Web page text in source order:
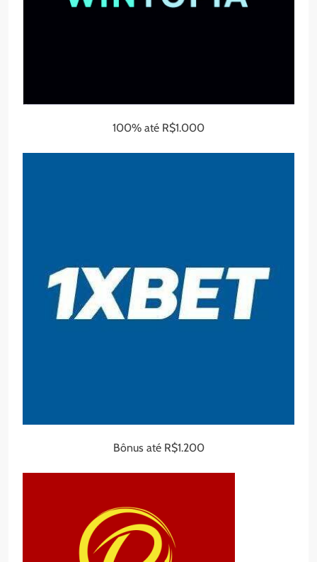
100% até R$1.000
Bônus até R$1.200